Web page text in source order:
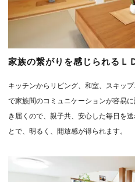
家族の繋がりを感じられるＬ
キッチンからリビング、和室、スキッ
で家族間のコミュニケーションが容易
き届くので、親子共、安心した毎日を
とで、明るく、開放感が得られます。